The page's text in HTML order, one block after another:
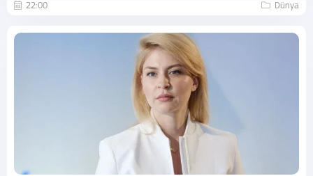
22:00 Dünya